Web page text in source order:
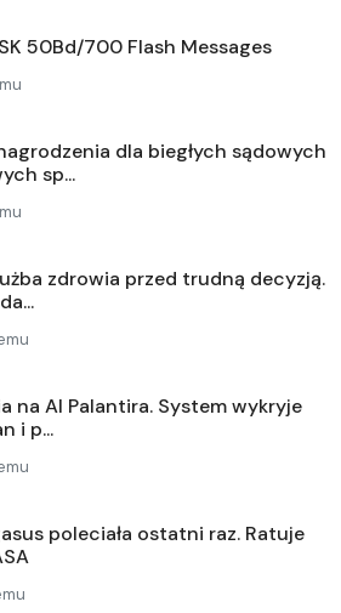
50Bd/700 Flash Messages
dla biegłych sądowych
sp...
zdrowia przed trudną decyzją.
na AI Palantira. System wykryje
i p...
poleciała ostatni raz. Ratuje